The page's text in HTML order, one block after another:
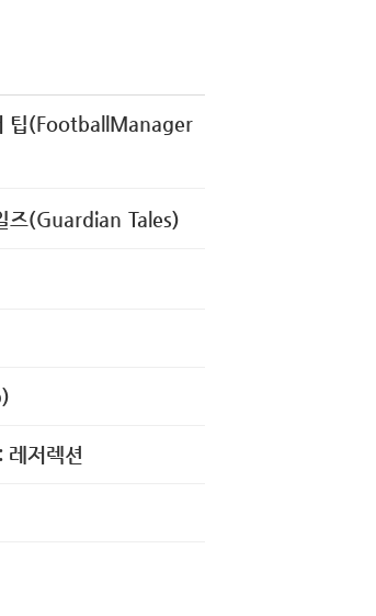
팁(FootballManager
즈(Guardian Tales)
레저렉션